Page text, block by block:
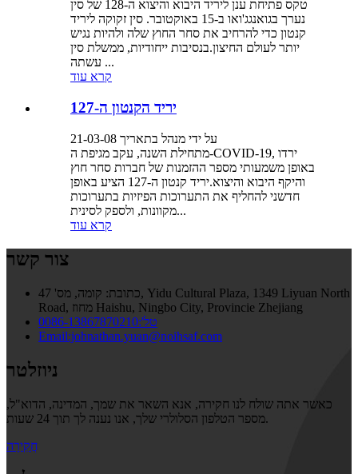
טקס פתיחת ענן ליריד היבוא והיצוא ה-128 של סין
נערך בגואנגג'ואו ב-15 באוקטובר. סין זקוקה ליריד
קנטון כדי להרחיב את סחר החוץ שלה ולהיות נגיש
יותר לעולם החיצון.בנסיבות ייחודיות, ממשלת סין
עשתה ...
קרא עוד
יריד הקנטון ה-127
על ידי מנהל בתאריך 21-03-08
מתחילת השנה, עקב מגיפת ה-COVID-19, ירדו
באופן משמעותי מספר ההזמנות של חברות סחר חוץ
והיקף היבוא והיצוא.יריד קנטון ה-127 הציע באופן
חדשני להחליף את התערוכות הפיזיות בתערוכות
מקוונות, ולספק לסינית...
קרא עוד
צור קשר
כתובת:
קומה, מס' 47, Yidu Cultural Plaza, 1349 Liyuan North
Road, מחוז Haishu, Ningbo City, Provincie Zhejiang
טל':0086-13867870210
Email:johnathan.yuan@noihsaf.com
ניוזלטר
כאשר אתה שולח לנו חקירה, אנא השאר את שמך, המדינה, הדוא"ל,
מספר הטלפון הסלולרי שלך, אנו נענה לך תוך 24 שעות.
חֲקִירָה